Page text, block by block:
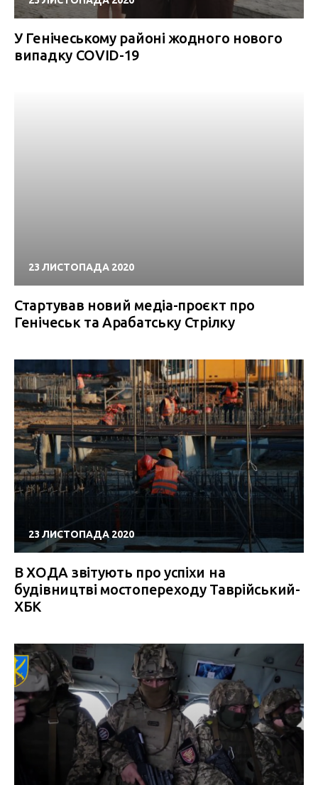
У Генічеському районі жодного нового
випадку COVID-19
23 ЛИСТОПАДА 2020
Стартував новий медіа-проєкт про
Генічеськ та Арабатську Стрілку
23 ЛИСТОПАДА 2020
В ХОДА звітують про успіхи на
будівництві мостопереходу Таврійський-
ХБК